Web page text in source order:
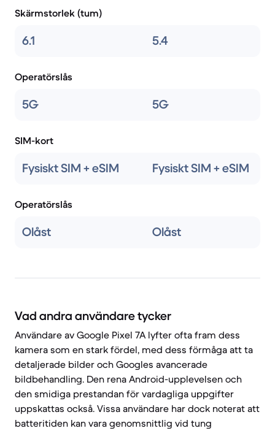
Skärmstorlek (tum)
6.1 5.4
Operatörslås
5G 5G
SIM-kort
Fysiskt SIM + eSIM Fysiskt SIM + eSIM
Operatörslås
Olåst Olåst
Vad andra användare tycker
Användare av Google Pixel 7A lyfter ofta fram dess
kamera som en stark fördel, med dess förmåga att ta
detaljerade bilder och Googles avancerade
bildbehandling. Den rena Android-upplevelsen och
den smidiga prestandan för vardagliga uppgifter
uppskattas också. Vissa användare har dock noterat att
batteritiden kan vara genomsnittlig vid tung